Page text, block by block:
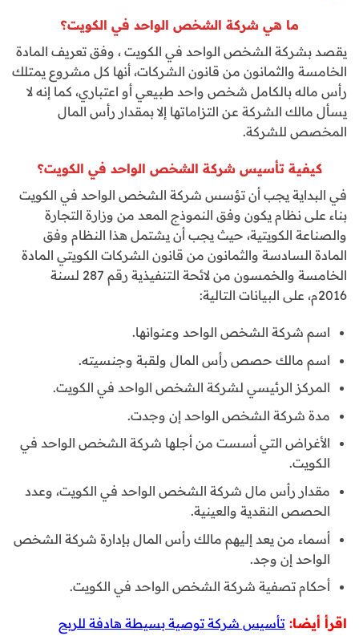
ما هي شركة الشخص الواحد في الكويت؟
يقصد بشركة الشخص الواحد في الكويت ، وفق تعريف المادة
الخامسة والثمانون من قانون الشركات، أنها كل مشروع يمتلك
رأس ماله بالكامل شخص واحد طبيعي أو اعتباري، كما إنه لا
يسأل مالك الشركة عن التزاماتها إلا بمقدار رأس المال
المخصص للشركة.
كيفية تأسيس شركة الشخص الواحد في الكويت؟
في البداية يجب أن تؤسس شركة الشخص الواحد في الكويت
بناء على نظام يكون وفق النموذج المعد من وزارة التجارة
والصناعة الكويتية، حيث يجب أن يشتمل هذا النظام وفق
المادة السادسة والثمانون من قانون الشركات الكويتي المادة
الخامسة والخمسون من لائحة التنفيذية رقم 287 لسنة
2016م، على البيانات التالية:
اسم شركة الشخص الواحد وعنوانها.
اسم مالك حصص رأس المال ولقبة وجنسيته.
المركز الرئيسي لشركة الشخص الواحد في الكويت.
مدة شركة الشخص الواحد إن وجدت.
الأغراض التي أسست من أجلها شركة الشخص الواحد في
الكويت.
مقدار رأس مال شركة الشخص الواحد في الكويت، وعدد
الحصص النقدية والعينية.
أسماء من يعد إليهم مالك رأس المال بإدارة شركة الشخص
الواحد إن وجد.
أحكام تصفية شركة الشخص الواحد في الكويت.
اقرأ أيضا: تأسيس شركة توصية بسيطة هادفة للربح